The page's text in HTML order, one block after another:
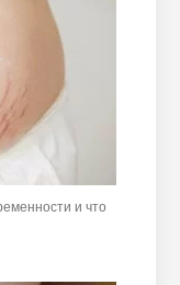
и что